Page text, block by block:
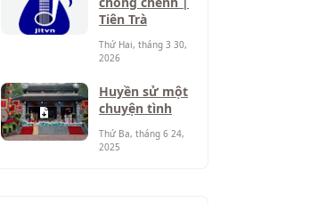
Tiên Trà
Thứ Hai, tháng 3 30,
2026
Huyền sử một
chuyện tình
Thứ Ba, tháng 6 24,
2025